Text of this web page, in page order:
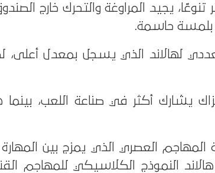
تنوعًا، يجيد المراوغة والتحرك خارج
بلمسة حاسمة.
لهالاند الذي يسجل بمعدل أعلى،
يشارك أكثر في صناعة اللعب،
العصري الذي يمزج بين
هالاند النموذج الكلاسيكي للمهاجم